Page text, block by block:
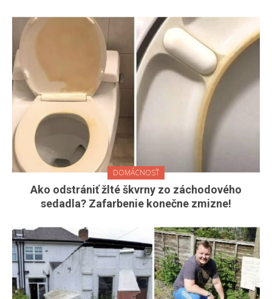
DOMÁCNOSŤ
Ako odstrániť žlté škvrny zo záchodového
sedadla? Zafarbenie konečne zmizne!